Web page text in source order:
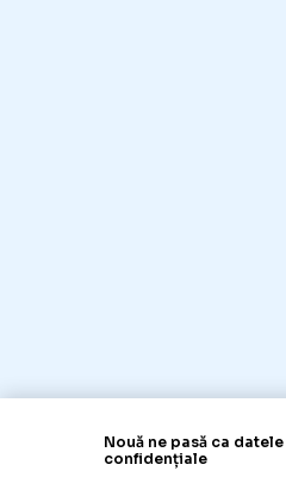
Nouă ne pasă ca
confidențiale